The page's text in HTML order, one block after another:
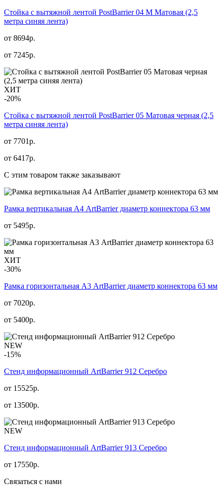
Стойка с вытяжной лентой PostBarrier 04 M Матовая (2,5
метра синяя лента)
от 8694р.
от 7245р.
ХИТ
-20%
Стойка с вытяжной лентой PostBarrier 05 Матовая черная (2,5
метра синяя лента)
от 7701р.
от 6417р.
С этим товаром также заказывают
Рамка вертикальная А4 ArtBarrier диаметр коннектора 63 мм
от 5495р.
ХИТ
-30%
Рамка горизонтальная А3 ArtBarrier диаметр коннектора 63 мм
от 7020р.
от 5400р.
NEW
-15%
Стенд информационный АrtBarrier 912 Серебро
от 15525р.
от 13500р.
NEW
Стенд информационный АrtBarrier 913 Серебро
от 17550р.
Связаться с нами